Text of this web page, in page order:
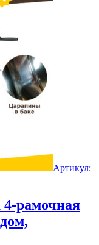
Артикул:
4-рамочная